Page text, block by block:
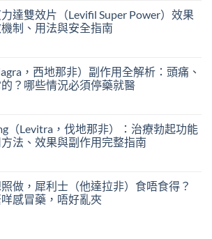
達雙效片（Levifil Super Power）效果
制、用法與安全指南
，西地那非）副作用全解析：頭痛、
？哪些情況必須停藥就醫
（Levitra，伐地那非）：治療勃起功能
法、效果與副作用完整指南
做，犀利士（他達拉非）食唔食得？
感冒藥，唔好亂夾